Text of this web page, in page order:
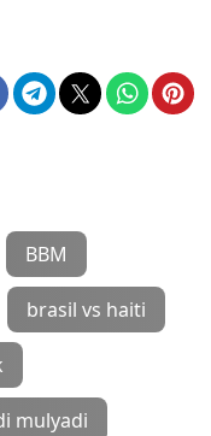
BBM
brasil vs haiti
mulyadi